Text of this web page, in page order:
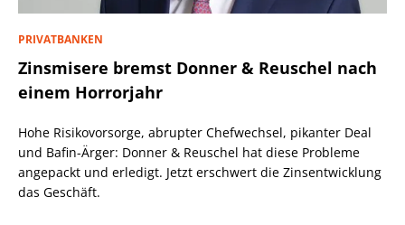
PRIVATBANKEN
Zinsmisere bremst Donner & Reuschel nach
einem Horrorjahr
Hohe Risikovorsorge, abrupter Chefwechsel, pikanter Deal
und Bafin-Ärger: Donner & Reuschel hat diese Probleme
angepackt und erledigt. Jetzt erschwert die Zinsentwicklung
das Geschäft.